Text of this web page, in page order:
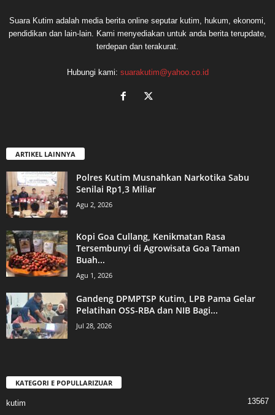
Suara Kutim adalah media berita online seputar kutim, hukum, ekonomi,
pendidikan dan lain-lain. Kami menyediakan untuk anda berita terupdate,
terdepan dan terakurat.
Hubungi kami: suarakutim@yahoo.co.id
ARTIKEL LAINNYA
Polres Kutim Musnahkan Narkotika Sabu
Senilai Rp1,3 Miliar
Agu 2, 2026
Kopi Goa Cullang, Kenikmatan Rasa
Tersembunyi di Agrowisata Goa Taman
Buah...
Agu 1, 2026
Gandeng DPMPTSP Kutim, LPB Pama Gelar
Pelatihan OSS-RBA dan NIB Bagi...
Jul 28, 2026
KATEGORI E POPULLARIZUAR
kutim
13567